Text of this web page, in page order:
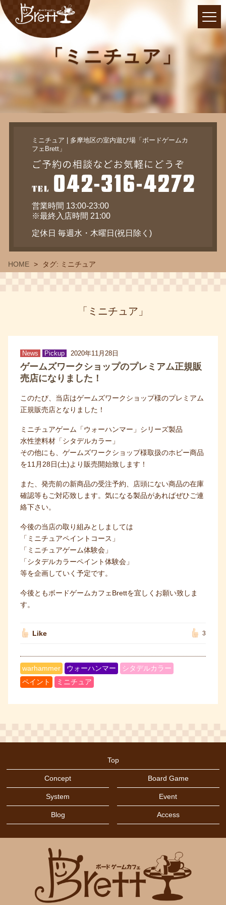
「ミニチュア」
ミニチュア | 多摩地区の室内遊び場「ボードゲームカ
フェBrett」
営業時間 13:00-23:00
※最終入店時間 21:00
定休日 毎週水・木曜日(祝日除く)
HOME タグ: ミニチュア
「ミニチュア」
News Pickup 2020年11月28日
ゲームズワークショップのプレミアム正規販
売店になりました！
このたび、当店はゲームズワークショップ様のプレミアム
正規販売店となりました！
ミニチュアゲーム「ウォーハンマー」シリーズ製品
水性塗料材「シタデルカラー」
その他にも、ゲームズワークショップ様取扱のホビー商品
を11月28日(土)より販売開始致します！
また、発売前の新商品の受注予約、店頭にない商品の在庫
確認等もご対応致します。気になる製品があればぜひご連
絡下さい。
今後の当店の取り組みとしましては
「ミニチュアペイントコース」
「ミニチュアゲーム体験会」
「シタデルカラーペイント体験会」
等を企画していく予定です。
今後ともボードゲームカフェBrettを宜しくお願い致しま
す。
Like 3
warhammer ウォーハンマー
シタデルカラー
ペイント
ミニチュア
Top
Concept Board Game
System Event
Blog Access